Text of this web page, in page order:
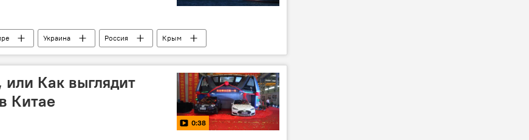
Украина Россия
Крым
морские базы черноморский флот
или Как выглядит
Китае
0:38